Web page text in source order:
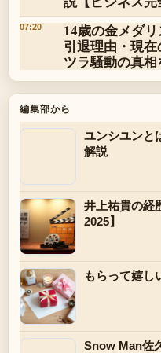
07:20
14歳の金メダ
引退理由・現
ツラ騒動の真
編集部から
ユンシユンと
解説
井上祐貴の経
2025】
もらって嬉し
Snow Man佐